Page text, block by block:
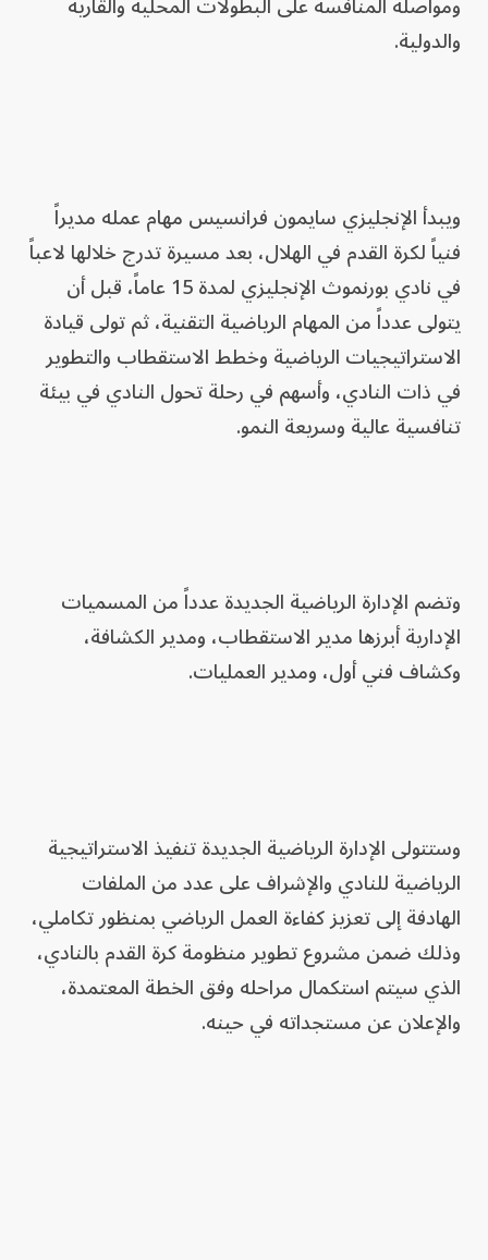
والدولية.
ويبدأ الإنجليزي سايمون فرانسيس مهام عمله مديراً
فنياً لكرة القدم في الهلال، بعد مسيرة تدرج خلالها لاعباً
في نادي بورنموث الإنجليزي لمدة 15 عاماً، قبل أن
يتولى عدداً من المهام الرياضية التقنية، ثم تولى قيادة
الاستراتيجيات الرياضية وخطط الاستقطاب والتطوير
في ذات النادي، وأسهم في رحلة تحول النادي في بيئة
تنافسية عالية وسريعة النمو.
وتضم الإدارة الرياضية الجديدة عدداً من المسميات
الإدارية أبرزها مدير الاستقطاب، ومدير الكشافة،
وكشاف فني أول، ومدير العمليات.
وستتولى الإدارة الرياضية الجديدة تنفيذ الاستراتيجية
الرياضية للنادي والإشراف على عدد من الملفات
الهادفة إلى تعزيز كفاءة العمل الرياضي بمنظور تكاملي،
وذلك ضمن مشروع تطوير منظومة كرة القدم بالنادي،
الذي سيتم استكمال مراحله وفق الخطة المعتمدة،
والإعلان عن مستجداته في حينه.